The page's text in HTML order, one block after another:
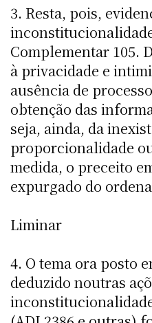
3. Resta, pois,
Complementar 105.
à privacidade e
ausência de
obtenção das
seja, ainda, da
proporcionalidade
medida, o preceito
expurgado do
Liminar
4. O tema ora posto
deduzido noutras